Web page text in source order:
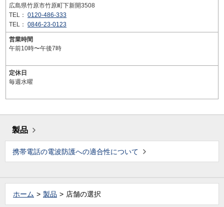
広島県竹原市竹原町下新開3508
TEL： 0120-486-333
TEL： 0846-23-0123
営業時間
午前10時〜午後7時
定休日
毎週水曜
製品
携帯電話の電波防護への適合性について
ホーム 製品 店舗の選択